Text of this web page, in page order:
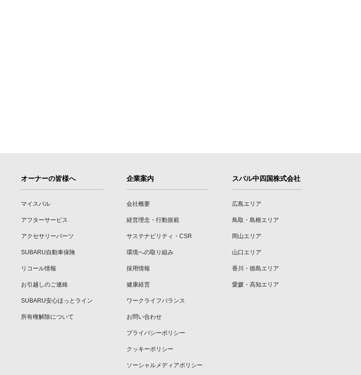
オーナーの皆様へ
マイスバル
アフターサービス
アクセサリーパーツ
SUBARU自動車保険
リコール情報
お引越しのご連絡
SUBARU安心ほっとライン
所有権解除について
企業案内
会社概要
経営理念・行動規範
サステナビリティ・CSR
環境への取り組み
採用情報
健康経営
ワークライフバランス
お問い合わせ
プライバシーポリシー
クッキーポリシー
ソーシャルメディアポリシー
スバル中四国株式会社
広島エリア
鳥取・島根エリア
岡山エリア
山口エリア
香川・徳島エリア
愛媛・高知エリア